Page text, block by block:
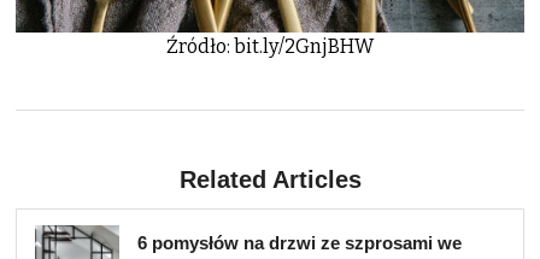
Źródło: bit.ly/2GnjBHW
Related Articles
6 pomysłów na drzwi ze szprosami we